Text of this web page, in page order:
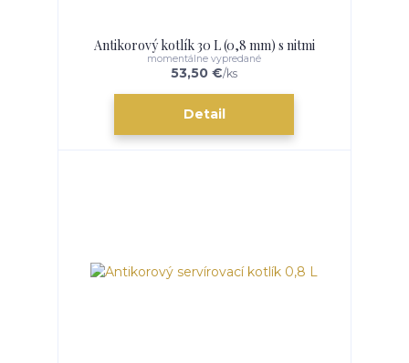
Antikorový kotlík 30 L (0,8 mm) s nitmi
53,50 €/ks
momentálne vypredané
Detail